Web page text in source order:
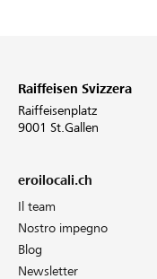
Raiffeisen Svizzera
Raiffeisenplatz
9001 St.Gallen
eroilocali.ch
Il team
Nostro impegno
Blog
Newsletter